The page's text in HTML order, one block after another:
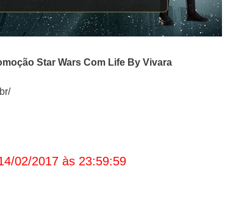
Star Wars Com Life By Vivara
02/2017 às 23:59:59